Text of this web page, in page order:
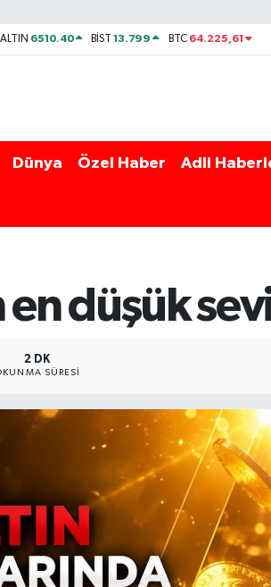
ALTIN 6510.40 BİST13.799 BTC 64.225,61
Dünya Özel Haber Adli
en düşük
2 DK
SÜRESI